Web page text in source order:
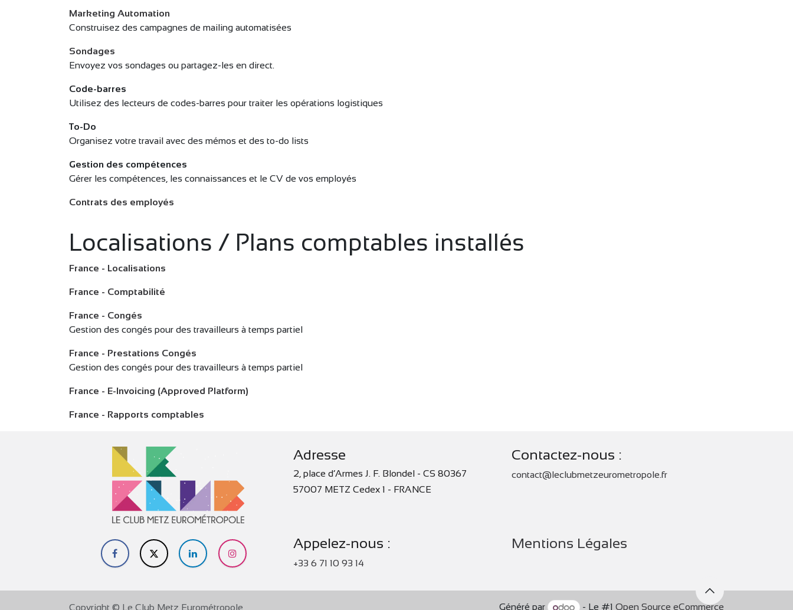
Marketing Automation
Construisez des campagnes de mailing automatisées
Sondages
Envoyez vos sondages ou partagez-les en direct.
Code-barres
Utilisez des lecteurs de codes-barres pour traiter les opérations logistiques
To-Do
Organisez votre travail avec des mémos et des to-do lists
Gestion des compétences
Gérer les compétences, les connaissances et le CV de vos employés
Contrats des employés
Localisations / Plans comptables installés
France - Localisations
France - Comptabilité
France - Congés
Gestion des congés pour des travailleurs à temps partiel
France - Prestations Congés
Gestion des congés pour des travailleurs à temps partiel
France - E-Invoicing (Approved Platform)
France - Rapports comptables
Contactez-nous :
contact@leclubmetzeurometropole.fr
Adresse
2, place d’Armes J. F. Blondel - CS 80367
57007 METZ Cedex 1 - FRANCE
Appelez-nous :
+33 6 71 10 93 14
Mentions Légales
Copyright © Le Club Metz Eurométropole Généré par - Le #1 Open Source eCommerce